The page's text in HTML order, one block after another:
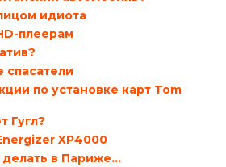
идиота
плеерам
спасатели
по установке карт Tom
Гугл?
XP4000
делать в Париже…